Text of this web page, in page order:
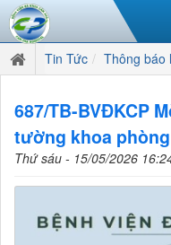
Tin Tức Thông báo
687/TB-BVĐKCP
tường khoa phòng
Thứ sáu - 15/05/2026